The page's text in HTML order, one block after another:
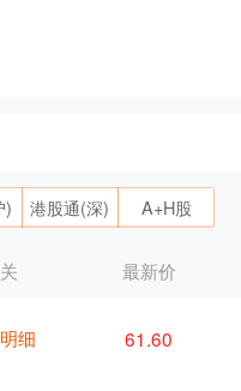
) 港股通(深) A+H股
最新价
细 61.60